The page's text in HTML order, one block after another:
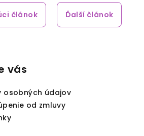
článok Ďalší článok
vás
osobných údajov
od zmluvy